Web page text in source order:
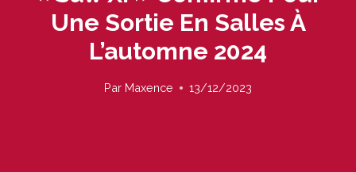
Une Sortie En Salles À
L’automne 2024
Par Maxence 13/12/2023